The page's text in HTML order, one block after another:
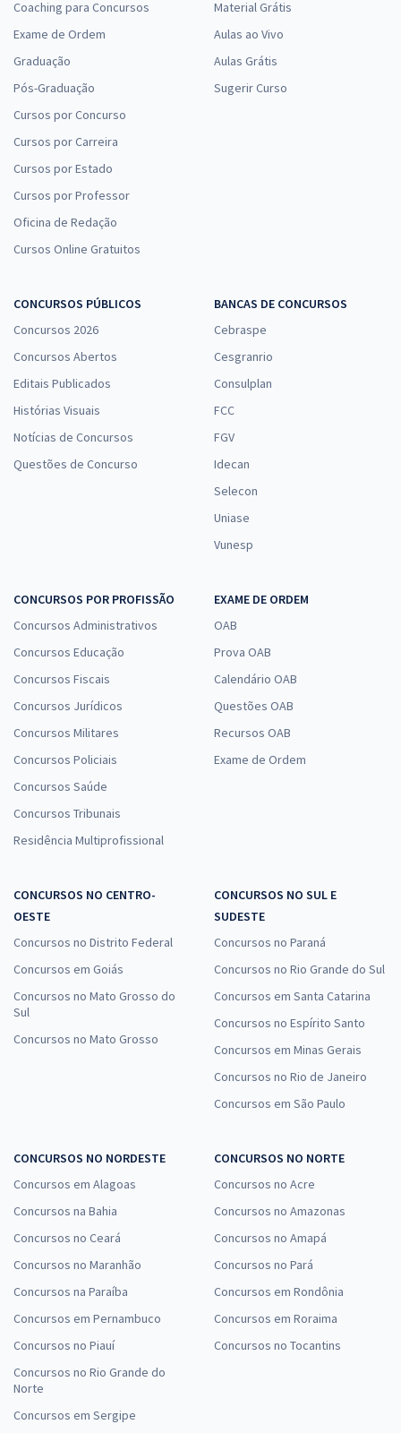
Coaching para Concursos
Exame de Ordem
Graduação
Pós-Graduação
Cursos por Concurso
Cursos por Carreira
Cursos por Estado
Cursos por Professor
Oficina de Redação
Cursos Online Gratuitos
Material Grátis
Aulas ao Vivo
Aulas Grátis
Sugerir Curso
CONCURSOS PÚBLICOS
Concursos 2026
Concursos Abertos
Editais Publicados
Histórias Visuais
Notícias de Concursos
Questões de Concurso
BANCAS DE CONCURSOS
Cebraspe
Cesgranrio
Consulplan
FCC
FGV
Idecan
Selecon
Uniase
Vunesp
CONCURSOS POR PROFISSÃO
Concursos Administrativos
Concursos Educação
Concursos Fiscais
Concursos Jurídicos
Concursos Militares
Concursos Policiais
Concursos Saúde
Concursos Tribunais
Residência Multiprofissional
EXAME DE ORDEM
OAB
Prova OAB
Calendário OAB
Questões OAB
Recursos OAB
Exame de Ordem
CONCURSOS NO CENTRO-
OESTE
Concursos no Distrito Federal
Concursos em Goiás
Concursos no Mato Grosso do
Sul
Concursos no Mato Grosso
CONCURSOS NO SUL E
SUDESTE
Concursos no Paraná
Concursos no Rio Grande do Sul
Concursos em Santa Catarina
Concursos no Espírito Santo
Concursos em Minas Gerais
Concursos no Rio de Janeiro
Concursos em São Paulo
CONCURSOS NO NORDESTE
Concursos em Alagoas
Concursos na Bahia
Concursos no Ceará
Concursos no Maranhão
Concursos na Paraíba
Concursos em Pernambuco
Concursos no Piauí
Concursos no Rio Grande do
Norte
Concursos em Sergipe
CONCURSOS NO NORTE
Concursos no Acre
Concursos no Amazonas
Concursos no Amapá
Concursos no Pará
Concursos em Rondônia
Concursos em Roraima
Concursos no Tocantins